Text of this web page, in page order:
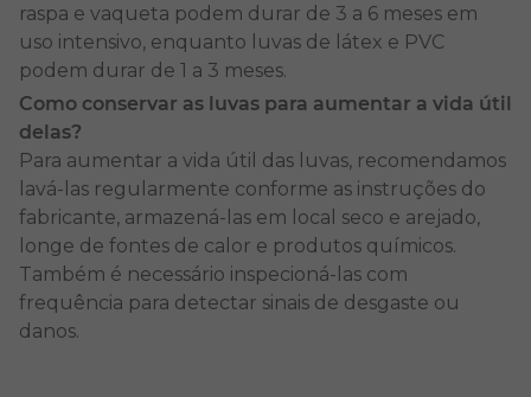
conjunto de EPI
No Shopping da Segurança, você encontra uma
linha completa deluvas para trabalho, que inclui
diversos modelos para atender às necessidades de
cada profissional.
Oferecemosluvas de vaquetae de raspa,
resistentes ao calor e à abrasão, indicadas para
soldagem, movimentação de cargas e trabalhos
pesados. Também temos luvas de látex para o setor
hospitalar, laboratórios e limpeza, que fornecem
raspa e vaqueta podem durar de 3 a 6 meses em
uso intensivo, enquanto luvas de látex e PVC
podem durar de 1 a 3 meses.
Como conservar as luvas para aumentar a vida útil
delas?
Para aumentar a vida útil das luvas, recomendamos
lavá-las regularmente conforme as instruções do
fabricante, armazená-las em local seco e arejado,
longe de fontes de calor e produtos químicos.
Também é necessário inspecioná-las com
frequência para detectar sinais de desgaste ou
danos.